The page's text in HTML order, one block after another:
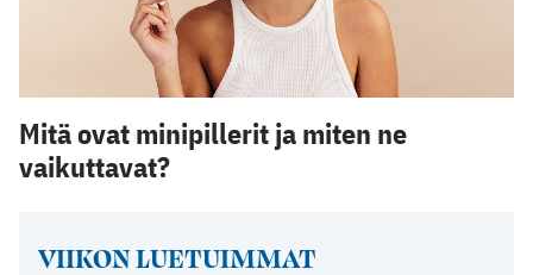
VIIKON LUETUIMMAT
Mitä ovat minipillerit ja miten ne
vaikuttavat?